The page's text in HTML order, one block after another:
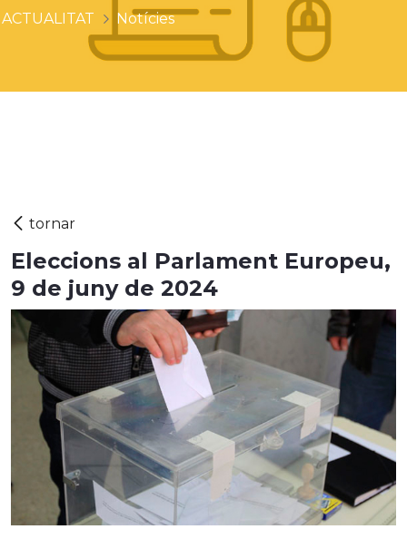
ACTUALITAT Notícies
Eleccions al Parlament Europeu,
9 de juny de 2024